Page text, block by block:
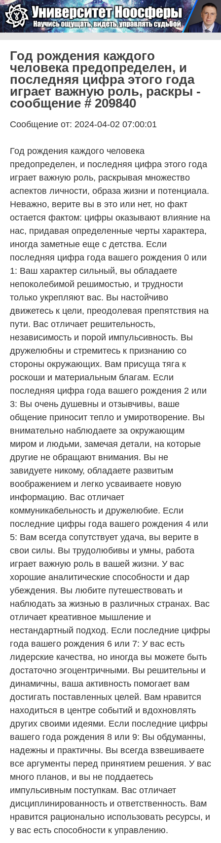
Университет Ноосферы
Год рождения каждого
человека предопределен, и
последняя цифра этого года
играет важную роль, раскры -
сообщение # 209840
Сообщение от: 2024-04-02 07:00:01
Год рождения каждого человека
предопределен, и последняя цифра этого года
играет важную роль, раскрывая множество
аспектов личности, образа жизни и потенциала.
Неважно, верите вы в это или нет, но факт
остается фактом: цифры оказывают влияние на
нас, придавая определенные черты характера,
иногда заметные еще с детства. Если
последняя цифра года вашего рождения 0 или
1: Ваш характер сильный, вы обладаете
непоколебимой решимостью, и трудности
только укрепляют вас. Вы настойчиво
движетесь к цели, преодолевая препятствия на
пути. Вас отличает решительность,
независимость и порой импульсивность. Вы
дружелюбны и стремитесь к признанию со
стороны окружающих. Вам присуща тяга к
роскоши и материальным благам. Если
последняя цифра года вашего рождения 2 или
3: Вы очень душевны и отзывчивы, ваше
общение приносит тепло и умиротворение. Вы
внимательно наблюдаете за окружающим
миром и людьми, замечая детали, на которые
другие не обращают внимания. Вы не
завидуете никому, обладаете развитым
воображением и легко усваиваете новую
информацию. Вас отличает
коммуникабельность и дружелюбие. Если
последние цифры года вашего рождения 4 или
5: Вам всегда сопутствует удача, вы верите в
свои силы. Вы трудолюбивы и умны, работа
играет важную роль в вашей жизни. У вас
хорошие аналитические способности и дар
убеждения. Вы любите путешествовать и
наблюдать за жизнью в различных странах. Вас
отличает креативное мышление и
нестандартный подход. Если последние цифры
года вашего рождения 6 или 7: У вас есть
лидерские качества, но иногда вы можете быть
достаточно эгоцентричными. Вы решительны и
динамичны, ваша активность помогает вам
достигать поставленных целей. Вам нравится
находиться в центре событий и вдохновлять
других своими идеями. Если последние цифры
вашего года рождения 8 или 9: Вы обдуманны,
надежны и практичны. Вы всегда взвешиваете
все аргументы перед принятием решения. У вас
много планов, и вы не поддаетесь
импульсивным поступкам. Вас отличает
дисциплинированность и ответственность. Вам
нравится рационально использовать ресурсы, и
у вас есть способности к управлению.